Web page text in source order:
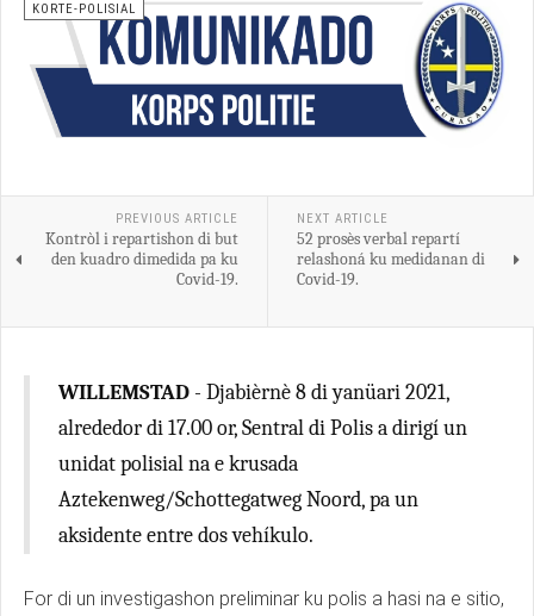
KORTE-POLISIAL
PREVIOUS ARTICLE
Kontròl i repartishon di but
den kuadro dimedida pa ku
Covid-19.
NEXT ARTICLE
52 prosès verbal repartí
relashoná ku medidanan di
Covid-19.
WILLEMSTAD - Djabièrnè 8 di yanüari 2021,
alrededor di 17.00 or, Sentral di Polis a dirigí un
unidat polisial na e krusada
Aztekenweg/Schottegatweg Noord, pa un
aksidente entre dos vehíkulo.
For di un investigashon preliminar ku polis a hasi na e sitio,